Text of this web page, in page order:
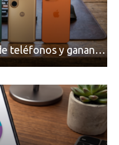
Fabricantes suben precios de teléfonos y ganan más dinero en un mercado donde Xiaomi alerta por no mejorar ventas